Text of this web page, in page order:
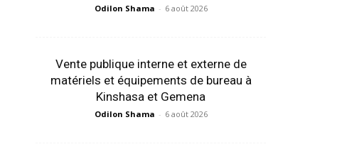
Odilon Shama - 6 août 2026
Vente publique interne et externe de
matériels et équipements de bureau à
Kinshasa et Gemena
Odilon Shama - 6 août 2026